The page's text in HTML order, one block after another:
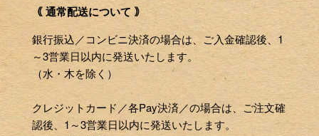
｟ 通常配送について ｠
銀行振込／コンビニ決済の場合は、ご入金確認後、1
～3営業日以内に発送いたします。
（水・木を除く）
クレジットカード／各Pay決済／の場合は、ご注文確
認後、1～3営業日以内に発送いたします。